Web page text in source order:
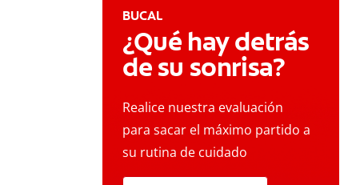
BUCAL
¿Qué hay detrás
de su sonrisa?
Realice nuestra evaluación
para sacar el máximo partido a
su rutina de cuidado